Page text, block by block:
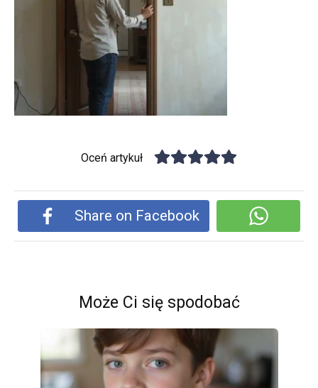
Oceń artykuł
Share on Facebook
Może Ci się spodobać